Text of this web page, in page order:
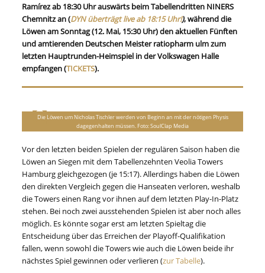
Ramírez ab 18:30 Uhr auswärts beim Tabellendritten NINERS
Chemnitz an (DYN überträgt live ab 18:15 Uhr!), während die
Löwen am Sonntag (12. Mai, 15:30 Uhr) den aktuellen Fünften
und amtierenden Deutschen Meister ratiopharm ulm zum
letzten Hauptrunden-Heimspiel in der Volkswagen Halle
empfangen (TICKETS).
Die Löwen um Nicholas Tischler werden von Beginn an mit der nötigen Physis
dagegenhalten müssen. Foto: SoulClap Media
Vor den letzten beiden Spielen der regulären Saison haben die
Löwen an Siegen mit dem Tabellenzehnten Veolia Towers
Hamburg gleichgezogen (je 15:17). Allerdings haben die Löwen
den direkten Vergleich gegen die Hanseaten verloren, weshalb
die Towers einen Rang vor ihnen auf dem letzten Play-In-Platz
stehen. Bei noch zwei ausstehenden Spielen ist aber noch alles
möglich. Es könnte sogar erst am letzten Spieltag die
Entscheidung über das Erreichen der Playoff-Qualifikation
fallen, wenn sowohl die Towers wie auch die Löwen beide ihr
nächstes Spiel gewinnen oder verlieren (zur Tabelle).